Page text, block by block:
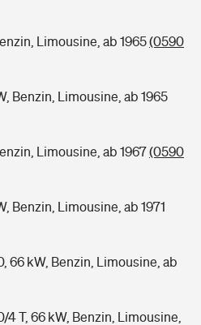
Limousine, ab 1965(0590
Benzin, Limousine, ab 1965
Limousine, ab 1967(0590
Benzin, Limousine, ab 1971
66 kW, Benzin, Limousine, ab
4 T, 66 kW, Benzin, Limousine,